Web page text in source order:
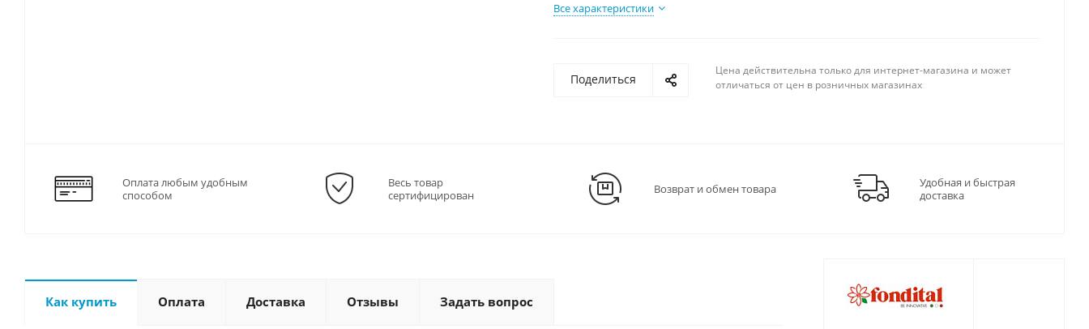
Все характеристики
Поделиться
Цена действительна только для интернет-магазина и может
отличаться от цен в розничных магазинах
Оплата любым удобным
способом
Весь товар
сертифицирован
Возврат и обмен товара
Удобная и быстрая
доставка
Как купить Оплата Доставка Отзывы Задать вопрос